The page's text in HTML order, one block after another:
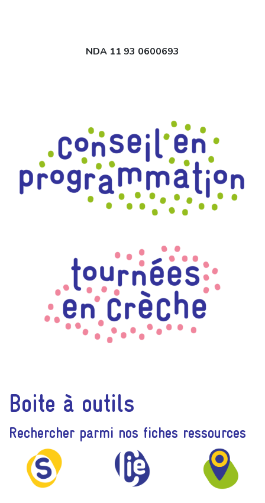
NDA 11 93 0600693
Boite à outils
Rechercher parmi nos fiches ressources